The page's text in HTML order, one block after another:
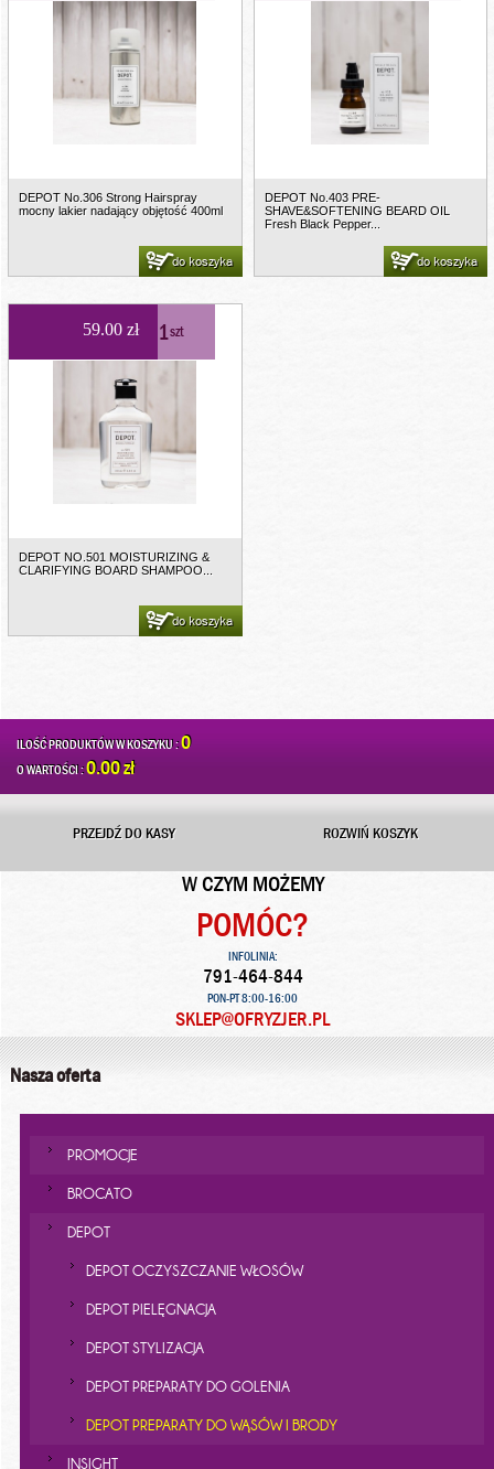
DEPOT No.306 Strong Hairspray
mocny lakier nadający objętość 400ml
do koszyka
DEPOT No.403 PRE-
SHAVE&SOFTENING BEARD OIL
Fresh Black Pepper...
do koszyka
59.00 zł 1szt
DEPOT NO.501 MOISTURIZING &
CLARIFYING BOARD SHAMPOO...
do koszyka
ILOŚĆ PRODUKTÓW W KOSZYKU :0
O WARTOŚCI :0.00 zł
PRZEJDŹ DO KASY ROZWIŃ KOSZYK
W CZYM MOŻEMY
POMÓC?
INFOLINIA:
791-464-844
PON-PT 8:00-16:00
SKLEP@OFRYZJER.PL
Nasza oferta
PROMOCJE
BROCATO
DEPOT
DEPOT OCZYSZCZANIE WŁOSÓW
DEPOT PIELĘGNACJA
DEPOT STYLIZACJA
DEPOT PREPARATY DO GOLENIA
DEPOT PREPARATY DO WĄSÓW I BRODY
INSIGHT